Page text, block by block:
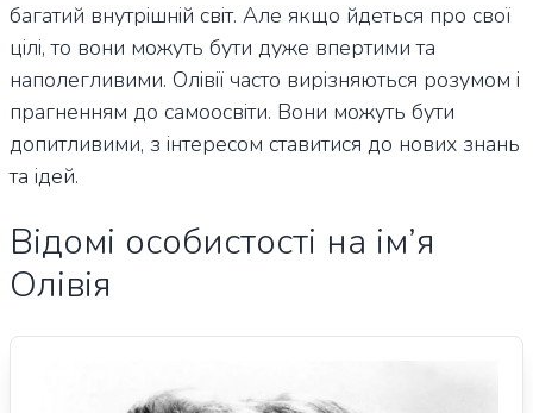
багатий внутрішній світ. Але якщо йдеться про свої
цілі, то вони можуть бути дуже впертими та
наполегливими. Олівії часто вирізняються розумом і
прагненням до самоосвіти. Вони можуть бути
допитливими, з інтересом ставитися до нових знань
та ідей.
Відомі особистості на ім’я
Олівія